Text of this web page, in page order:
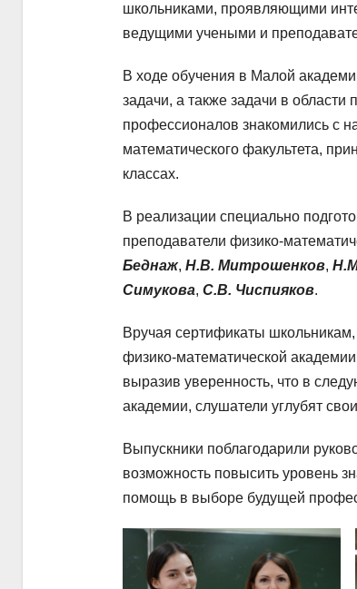
школьниками, проявляющими
ведущими учеными и
В ходе обучения в Малой
задачи, а также задачи в
профессионалов знакомились с
математического факультета,
классах.
В реализации специально
преподаватели физико-
Беднаж, Н.В. Митрошенков,
Симукова, С.В. Чиспияков.
Вручая сертификаты
физико-математической
выразив уверенность, что в
академии, слушатели углубят
Выпускники поблагодарили
возможность повысить уровень
помощь в выборе будущей